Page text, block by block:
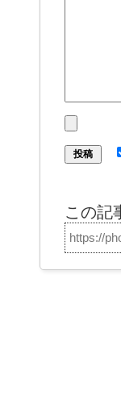
この記
https://